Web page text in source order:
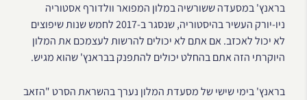
בראנץ' במסעדה ששורשיה במלון המפואר וולדורף אסטוריה
ניו-יורק העשיר בהיסטוריה, שנסגר ב-2017 לחמש שנות שיפוצים
לא יכול לאכזב. אם אתם לא יכולים להרשות לעצמכם את המלון
היוקרתי הזה אתם בהחלט יכולים להתפנק בבראנץ' שהוא מגיש.
בראנץ' בימי שישי של מסעדת המלון נערך בהשראת הסרט "הזאב